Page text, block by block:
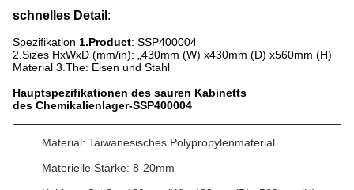
schnelles Detail :
Spezifikation 1.Product: SSP400004
2.Sizes HxWxD (mm/in): „430mm (W) x430mm (D) x560mm (H)
Material 3.The: Eisen und Stahl
Hauptspezifikationen des sauren Kabinetts
des Chemikalienlager-SSP400004
Material: Taiwanesisches Polypropylenmaterial
Materielle Stärke: 8-20mm